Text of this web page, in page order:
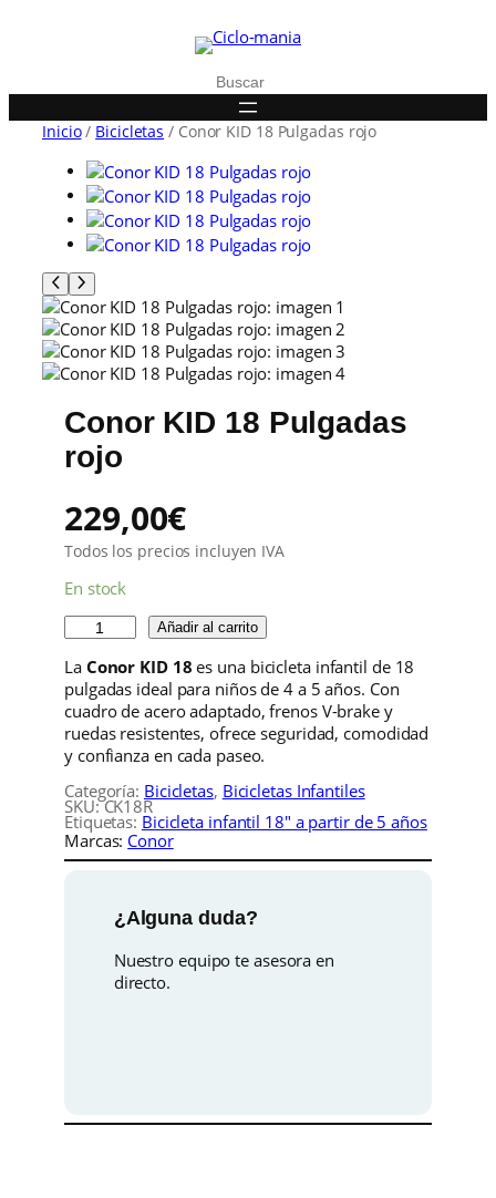
Inicio/ Bicicletas / Conor KID 18 Pulgadas rojo
Conor KID 18 Pulgadas
rojo
229,00€
Todos los precios incluyen IVA
En stock
n
o
r
K
I
D
1
8
P
Añadir al carrito
La Conor KID 18 es una bicicleta infantil de 18
pulgadas ideal para niños de 4 a 5 años. Con
cuadro de acero adaptado, frenos V-brake y
ruedas resistentes, ofrece seguridad, comodidad
y confianza en cada paseo.
Categoría: Bicicletas, Bicicletas Infantiles
SKU:CK18R
Etiquetas: Bicicleta infantil 18″ a partir de 5 años
Marcas: Conor
¿Alguna duda?
Nuestro equipo te asesora en
directo.